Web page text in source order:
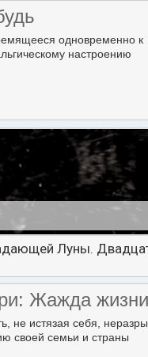
одновременно к
настроению
Луны.
Жажда жизни
не истязая себя,
своей семьи и страны